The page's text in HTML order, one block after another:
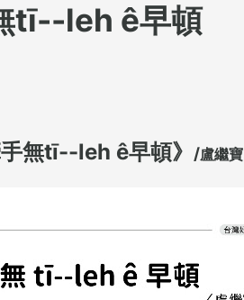
tī--leh ê早頓
手無tī--leh ê早頓》 /盧繼寶